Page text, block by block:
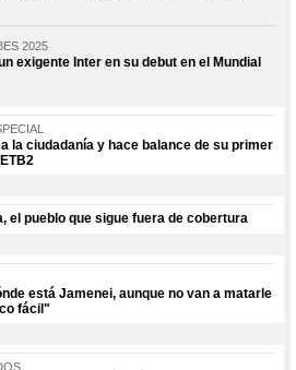
2025
exigente Inter en su debut en el Mundial
la ciudadanía y hace balance de su primer
el pueblo que sigue fuera de cobertura
está Jamenei, aunque no van a matarle
fácil"